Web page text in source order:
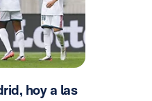
hoy a las